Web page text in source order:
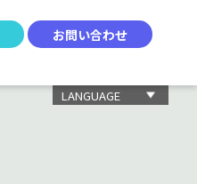
お問い合わせ
LANGUAGE